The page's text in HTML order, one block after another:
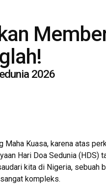
2026
Maha Kuasa, karena atas
Hari Doa Sedunia (HDS)
kita di Nigeria, sebuah
kompleks.